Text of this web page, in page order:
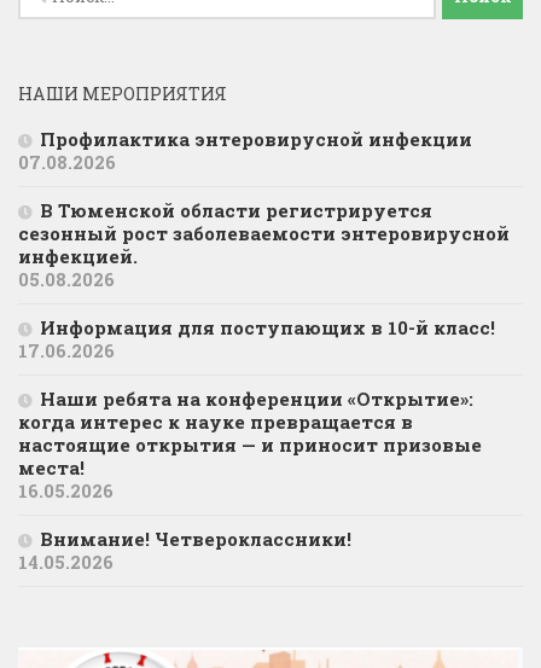
НАШИ МЕРОПРИЯТИЯ
Профилактика энтеровирусной инфекции
07.08.2026
В Тюменской области регистрируется
сезонный рост заболеваемости энтеровирусной
инфекцией.
05.08.2026
Информация для поступающих в 10-й класс!
17.06.2026
Наши ребята на конференции «Открытие»:
когда интерес к науке превращается в
настоящие открытия — и приносит призовые
места!
16.05.2026
Внимание! Четвероклассники!
14.05.2026